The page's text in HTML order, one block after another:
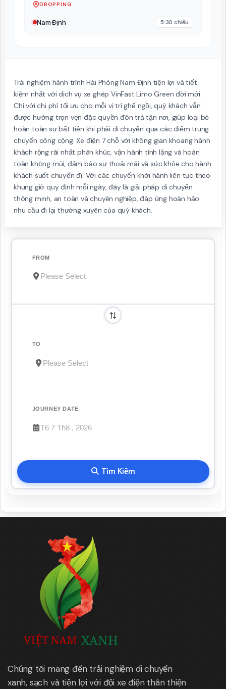
DROPPING
Nam Định 5:30 chiều
Trải nghiệm hành trình Hải Phòng Nam Định tiện lợi và tiết
kiệm nhất với dịch vụ xe ghép VinFast Limo Green đời mới.
Chỉ với chi phí tối ưu cho mỗi vị trí ghế ngồi, quý khách vẫn
được hưởng trọn vẹn đặc quyền đón trả tận nơi, giúp loại bỏ
hoàn toàn sự bất tiện khi phải di chuyển qua các điểm trung
chuyển công cộng. Xe điện 7 chỗ với không gian khoang hành
khách rộng rãi nhất phân khúc, vận hành tĩnh lặng và hoàn
toàn không mùi, đảm bảo sự thoải mái và sức khỏe cho hành
khách suốt chuyến đi. Với các chuyến khởi hành liên tục theo
khung giờ quy định mỗi ngày, đây là giải pháp di chuyển
thông minh, an toàn và chuyên nghiệp, đáp ứng hoàn hảo
nhu cầu đi lại thường xuyên của quý khách.
FROM
TO
JOURNEY DATE
Tìm Kiếm
Chúng tôi mang đến trải nghiệm di chuyển
xanh, sạch và tiện lợi với đội xe điện thân thiện